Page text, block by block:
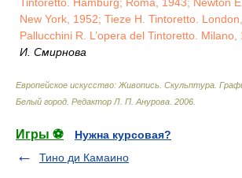
New York, 1952; Tieze H. Tintoretto.
Pallucchini R. L’opera del Tintoretto. Milano,
И. Смирнова
Европейское искусство: Живопись. Скульптура.
Белый город Редактор Л. П. Анурова 2006
Игры ⚽
Нужна курсовая?
Тино ди Камаино